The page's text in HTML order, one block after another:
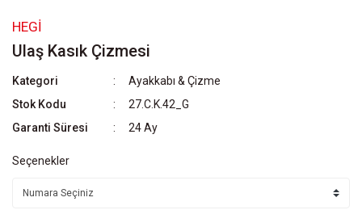
HEGI
Ulaş Kasık Çizmesi
Kategori
Ayakkabı & Çizme
Stok Kodu
27.C.K.42_G
Garanti Süresi
24 Ay
Seçenekler